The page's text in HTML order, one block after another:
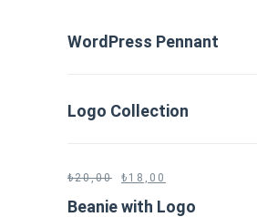
WordPress Pennant
Logo Collection
₺20,00 ₺ 18,00
Beanie with Logo